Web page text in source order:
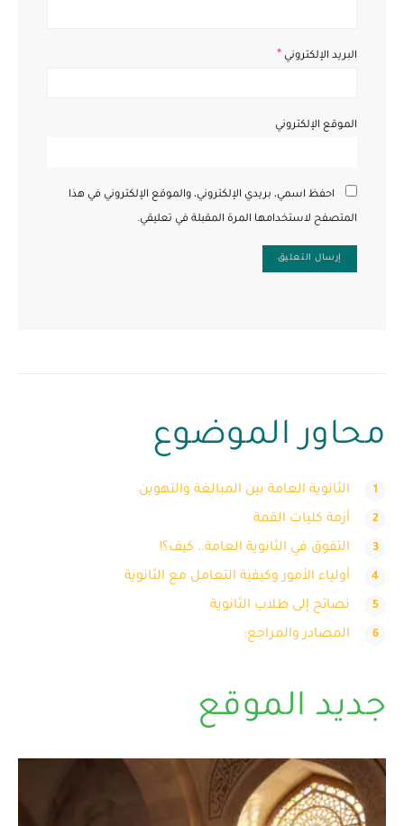
البريد الإلكتروني *
الموقع الإلكتروني
احفظ اسمي، بريدي الإلكتروني، والموقع الإلكتروني في هذا
المتصفح لاستخدامها المرة المقبلة في تعليقي.
محاور الموضوع
الثانوية العامة بين المبالغة والتهوين
أزمة كليات القمة
التفوق في الثانوية العامة.. كيف؟!
أولياء الأمور وكيفية التعامل مع الثانوية
نصائح إلى طلاب الثانوية
المصادر والمراجع:
جديد الموقع